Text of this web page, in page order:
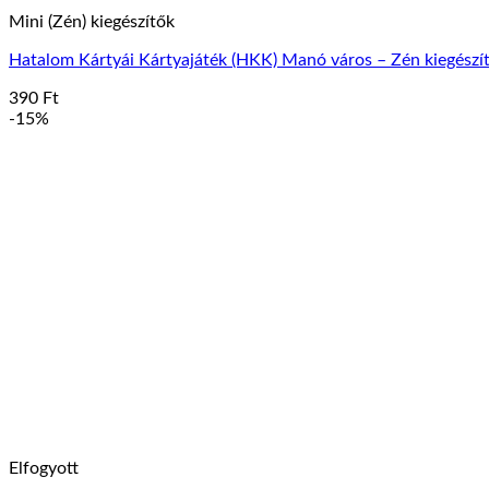
Mini (Zén) kiegészítők
Hatalom Kártyái Kártyajáték (HKK) Manó város – Zén
390 Ft
-15%
Elfogyott